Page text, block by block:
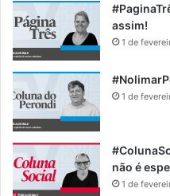
assim!
1 de
1 de
não é
1 de